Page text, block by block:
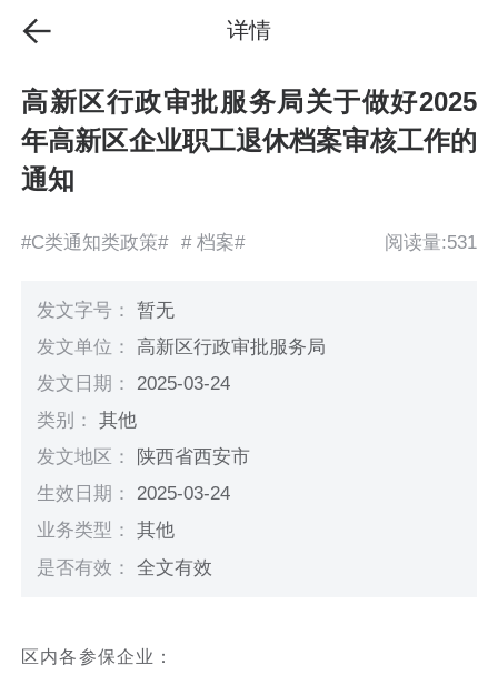
详情
高新区行政审批服务局关于做好2025
年高新区企业职工退休档案审核工作的
通知
#C类通知类政策# # 档案# 阅读量:531
发文字号：暂无
发文单位：高新区行政审批服务局
发文日期： 2025-03-24
类别：其他
发文地区：
陕西省西安市
生效日期： 2025-03-24
业务类型：其他
是否有效：全文有效
区内各参保企业：